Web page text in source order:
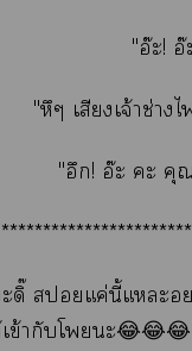
"อ๊ะ! อ๊
"หึๆ เสียงเจ้าช่าง
"อึก! อ๊ะ ะ คุณ
ดิ๊ สแค่นี้แะ
ข้ากับโะ😂😂😂